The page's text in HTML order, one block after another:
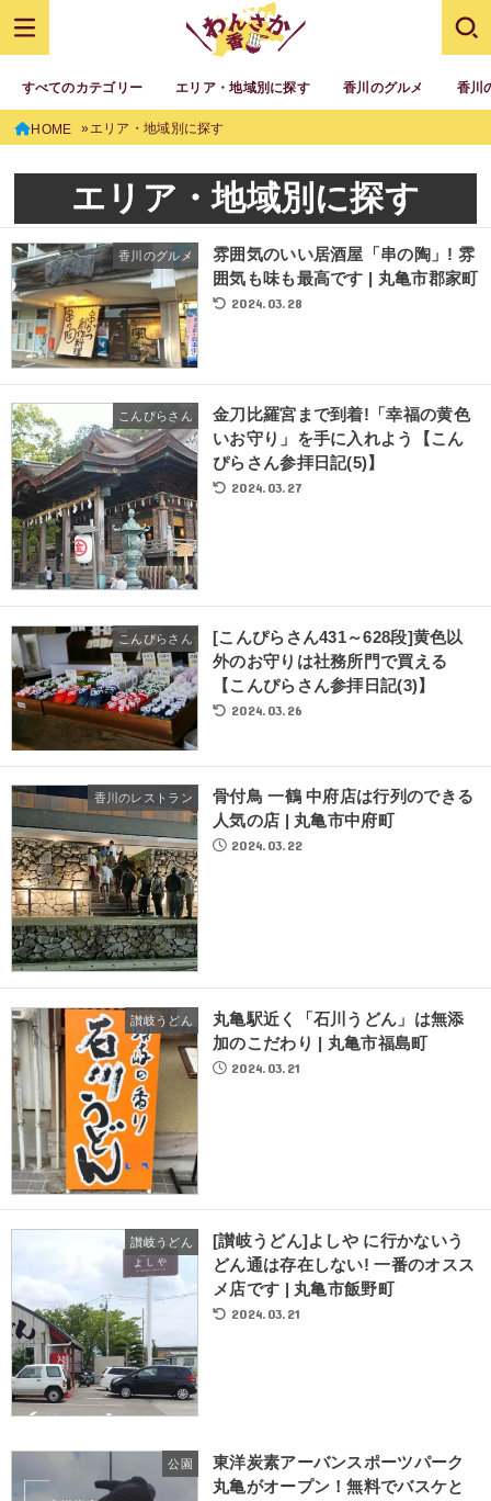
すべてのカテゴリー エリア・地域別に探す 香川のグルメ 香川
HOME エリア・地域別に探す
エリア・地域別に探す
香川のグルメ
雰囲気のいい居酒屋「串の陶」! 雰
囲気も味も最高です | 丸亀市郡家町
2024.03.28
こんぴらさん
金刀比羅宮まで到着!「幸福の黄色
いお守り」を手に入れよう【こん
ぴらさん参拝日記(5)】
2024.03.27
こんぴらさん
[こんぴらさん431～628段]黄色以
外のお守りは社務所門で買える
【こんぴらさん参拝日記(3)】
2024.03.26
香川のレストラン
骨付鳥 一鶴 中府店は行列のできる
人気の店 | 丸亀市中府町
2024.03.22
讃岐うどん
丸亀駅近く「石川うどん」は無添
加のこだわり | 丸亀市福島町
2024.03.21
讃岐うどん
[讃岐うどん]よしや に行かないう
どん通は存在しない! 一番のオスス
メ店です | 丸亀市飯野町
2024.03.21
公園
東洋炭素アーバンスポーツパーク
丸亀がオープン！無料でバスケと